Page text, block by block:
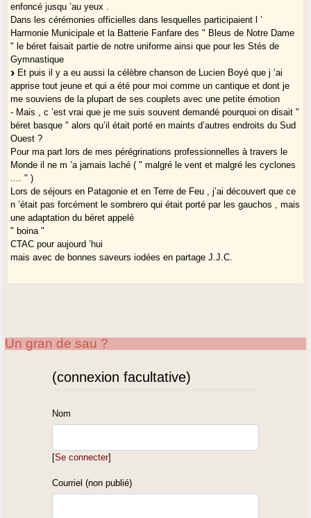
enfoncé jusqu ’au yeux .
Dans les cérémonies officielles dans lesquelles participaient l ’
Harmonie Municipale et la Batterie Fanfare des " Bleus de Notre Dame
" le béret faisait partie de notre uniforme ainsi que pour les Stés de
Gymnastique
Et puis il y a eu aussi la célèbre chanson de Lucien Boyé que j ’ai
apprise tout jeune et qui a été pour moi comme un cantique et dont je
me souviens de la plupart de ses couplets avec une petite émotion
- Mais , c ’est vrai que je me suis souvent demandé pourquoi on disait "
béret basque " alors qu’il était porté en maints d’autres endroits du Sud
Ouest ?
Pour ma part lors de mes pérégrinations professionnelles à travers le
Monde il ne m ’a jamais laché ( " malgré le vent et malgré les cyclones
.... " )
Lors de séjours en Patagonie et en Terre de Feu , j’ai découvert que ce
n ’était pas forcément le sombrero qui était porté par les gauchos , mais
une adaptation du béret appelé
" boina "
CTAC pour aujourd ’hui
mais avec de bonnes saveurs iodées en partage J.J.C.
Un gran de sau ?
(connexion facultative)
Nom
[Se connecter]
Courriel (non publié)